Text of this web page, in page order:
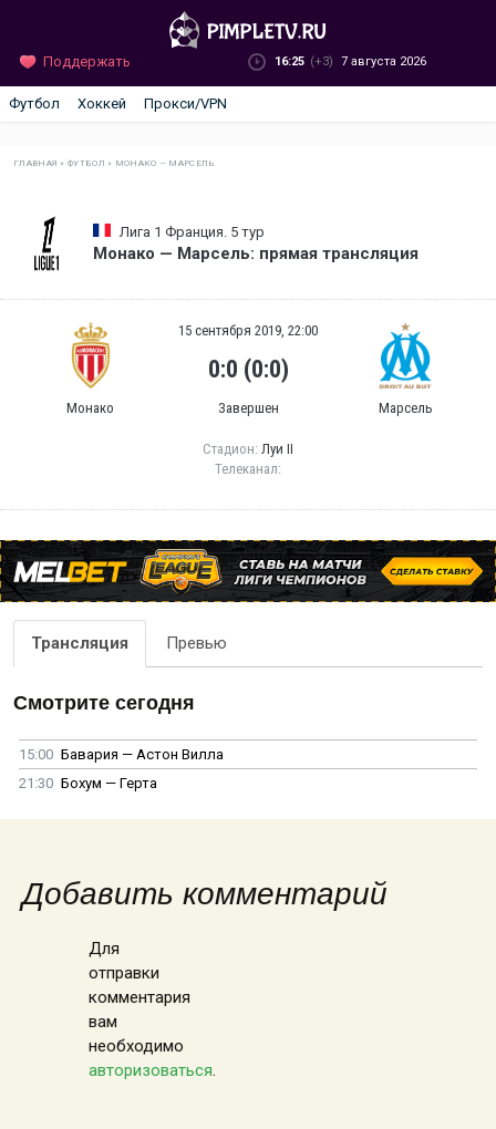
Поддержать 16:25 (+3) 7 августа 2026
Футбол Хоккей Прокси/VPN
ГЛАВНАЯ »ФУТБОЛ » МОНАКО — МАРСЕЛЬ
Лига 1 Франция. 5 тур
Монако — Марсель: прямая трансляция
Монако
15 сентября 2019, 22:00
0:0 (0:0)
Завершен Марсель
Стадион: Луи II
Телеканал:
Трансляция Превью
Смотрите сегодня
15:00 Бавария — Астон Вилла
21:30 Бохум — Герта
Добавить комментарий
Для
отправки
комментария
вам
необходимо
авторизоваться.